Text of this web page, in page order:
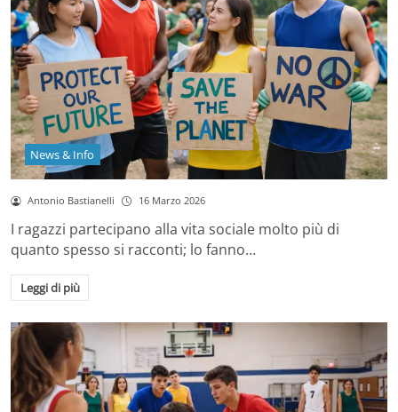
News & Info
Antonio Bastianelli 16 Marzo 2026
I ragazzi partecipano alla vita sociale molto più di
quanto spesso si racconti; lo fanno…
Leggi di più